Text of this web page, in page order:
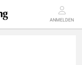
ANMELDEN